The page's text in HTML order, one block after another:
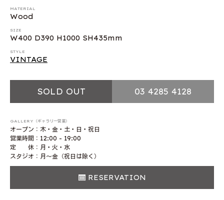
MATERIAL
Wood
SIZE
W400 D390 H1000 SH435mm
STYLE
VINTAGE
SOLD OUT 03 4285 4128
GALLERY（ギャラリー営業）
オープン：木・金・土・日・祝日
営業時間：12:00 - 19:00
定 休：月・火・水
スタジオ：月〜金（祝日は除く）
RESERVATION